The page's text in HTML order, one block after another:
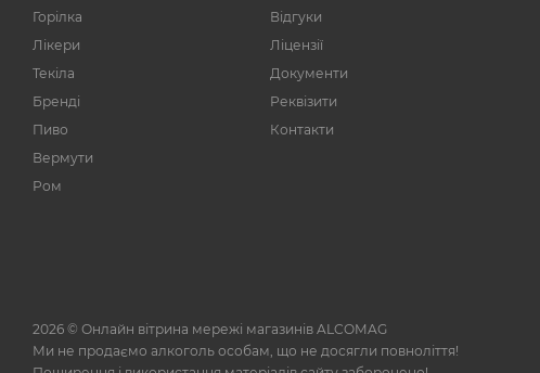
1
1
4
Горілка
Лікери
Текіла
Бренді
Пиво
Вермути
Ром
Відгуки
Ліцензії
Документи
Реквізити
Контакти
2026 © Онлайн вітрина мережі магазинів ALCOMAG
Ми не продаємо алкоголь особам, що не досягли повноліття!